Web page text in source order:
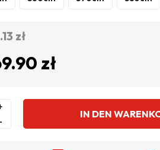
zł
zł
IN DEN